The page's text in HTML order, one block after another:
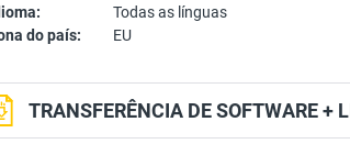
Todas as línguas
do país:
EU
TRANSFERÊNCIA DE SOFTWARE +